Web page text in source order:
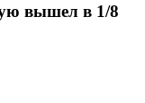
вышел в 1/8